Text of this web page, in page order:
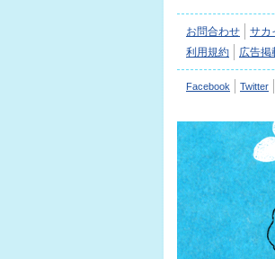
お問合わせ サカ
利用規約
広告掲
Facebook Twitter